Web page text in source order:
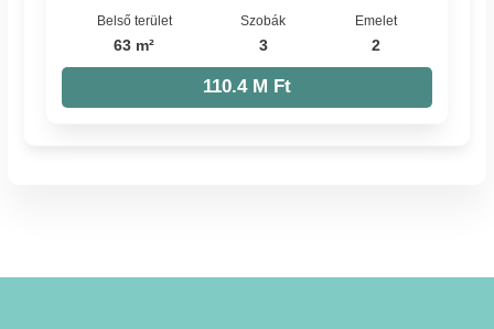
Belső terület
63 m²
Szobák
3
Emelet
2
110.4 M Ft